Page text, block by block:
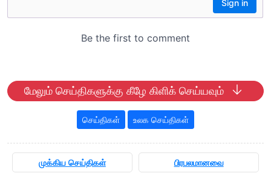
மேலும் செய்திகளுக்கு கீழே கிளிக் செய்யவும்
செய்திகள் உலக செய்திகள்
முக்கிய செய்திகள் பிரபலமானவை